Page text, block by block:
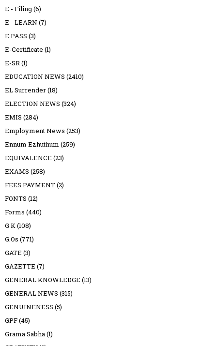
E - Filing(6)
E - LEARN (7)
E PASS (3)
E-Certificate (1)
E-SR(1)
EDUCATION NEWS (2410)
EL Surrender(18)
ELECTION NEWS (324)
EMIS (284)
Employment News (253)
Ennum Ezhuthum (259)
EQUIVALENCE (23)
EXAMS (258)
FEES PAYMENT(2)
FONTS (12)
Forms (440)
G K(108)
G.Os (771)
GATE (3)
GAZETTE (7)
GENERAL KNOWLEDGE (13)
GENERAL NEWS (315)
GENUINENESS (5)
GPF(45)
Grama Sabha(1)